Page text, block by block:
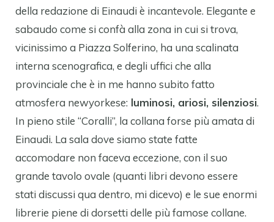
della redazione di Einaudi è incantevole. Elegante e
sabaudo come si confà alla zona in cui si trova,
vicinissimo a Piazza Solferino, ha una scalinata
interna scenografica, e degli uffici che alla
provinciale che è in me hanno subito fatto
atmosfera newyorkese: luminosi, ariosi, silenziosi.
In pieno stile “Coralli”, la collana forse più amata di
Einaudi. La sala dove siamo state fatte
accomodare non faceva eccezione, con il suo
grande tavolo ovale (quanti libri devono essere
stati discussi qua dentro, mi dicevo) e le sue enormi
librerie piene di dorsetti delle più famose collane.